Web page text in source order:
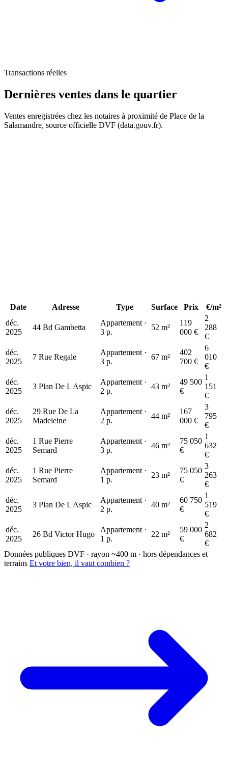
Transactions réelles
Dernières ventes dans le quartier
Ventes enregistrées chez les notaires à proximité de Place de la
Salamandre, source officielle DVF (data.gouv.fr).
Date Adresse Type Surface Prix
€/m²
déc.
2025
44 Bd Gambetta
Appartement ·
3 p.
52 m²
119
000 €
2
288
€
déc.
2025
7 Rue Regale
Appartement ·
3 p.
67 m²
402
700 €
6
010
€
déc.
2025
3 Plan De L Aspic
Appartement ·
2 p.
43 m²
49 500
€
1
151
€
déc.
2025
29 Rue De La
Madeleine
Appartement ·
2 p.
44 m²
167
000 €
3
795
€
déc.
2025
1 Rue Pierre
Semard
Appartement ·
3 p.
46 m²
75 050
€
1
632
€
déc.
2025
1 Rue Pierre
Semard
Appartement ·
1 p.
23 m²
75 050
€
3
263
€
déc.
2025
3 Plan De L Aspic
Appartement ·
2 p.
40 m²
60 750
€
1
519
€
déc.
2025
26 Bd Victor Hugo
Appartement ·
1 p.
22 m²
59 000
€
2
682
€
Données publiques DVF · rayon ~400 m · hors dépendances et
terrains Et votre bien, il vaut combien ?